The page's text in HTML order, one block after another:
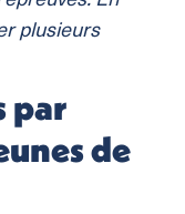
plusieurs
par
de